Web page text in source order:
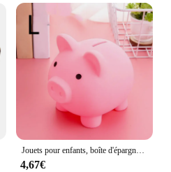
Jouets pour enfants, boîte d'épargne, tirelire, décoration de maison, rangement d'argent, petite tirelire
4,67€